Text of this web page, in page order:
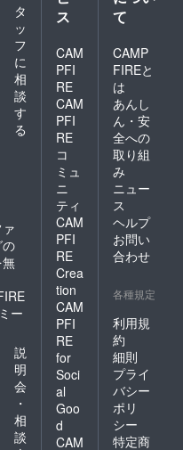
タ
ッ
フ
に
相
談
す
る
無
ー
説
明
会
・
相
談
ス
CAM
PFI
RE
CAM
PFI
RE
コ
ミュ
ニ
ティ
CAM
PFI
RE
Crea
tion
CAM
PFI
RE
for
Soci
al
Goo
d
CAM
て
CAMP
FIREと
は
あんし
ん・安
全への
取り組
み
ニュー
ス
ヘルプ
お問い
合わせ
各種規定
利用規
約
細則
プライ
バシー
ポリ
シー
特定商